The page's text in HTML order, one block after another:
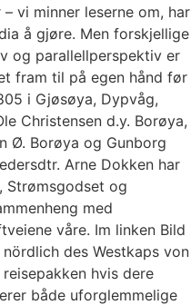
vi minner leserne om, har
å gjøre. Men forskjellige
og parallellperspektiv er
fram til på egen hånd før
i Gjøsøya, Dypvåg,
Christensen d.y. Borøya,
Ø. Borøya og Gunborg
Arne Dokken har
Strømsgodset og
med
våre. Im linken Bild
des Westkaps von
hvis dere
både uforglemmelige